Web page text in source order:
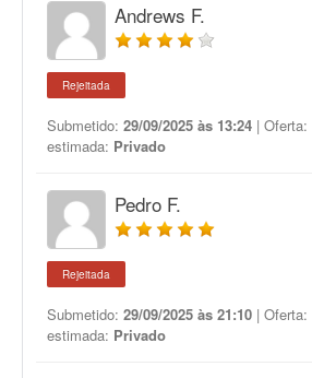
Andrews F.
Rejeitada
Submetido: 29/09/2025 às 13:24 | Oferta:
estimada: Privado
Pedro F.
Rejeitada
Submetido: 29/09/2025 às 21:10 | Oferta:
estimada: Privado